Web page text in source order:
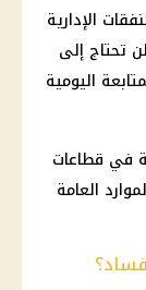
الإدارية
تحتاج إلى
اليومية
في قطاعات
العامة